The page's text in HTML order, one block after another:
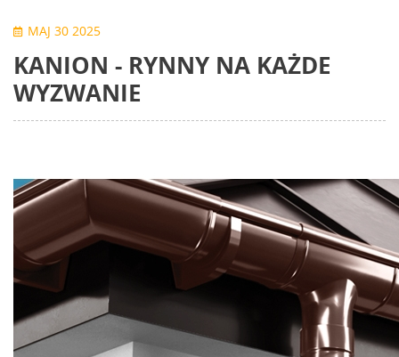
MAJ 30 2025
KANION - RYNNY NA KAŻDE
WYZWANIE